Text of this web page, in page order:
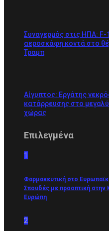
Συναγερμός στις ΗΠΑ: F-
αεροσκάφη κοντά στο
Τραμπ
Αίγυπτος: Εργάτης
κατάρρευσης στο
χώρας
Επιλεγμένα
1
Φαρμακευτική στο
Σπουδές με προοπτική στην
Ευρώπη
2